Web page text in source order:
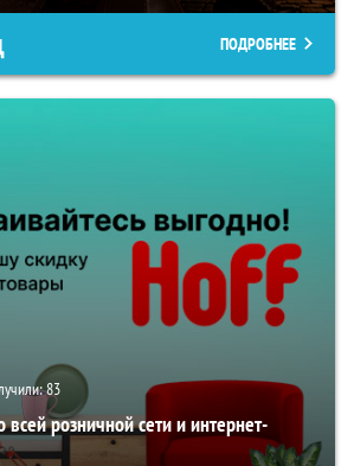
ПОДРОБНЕЕ
83
розничной сети и интернет-